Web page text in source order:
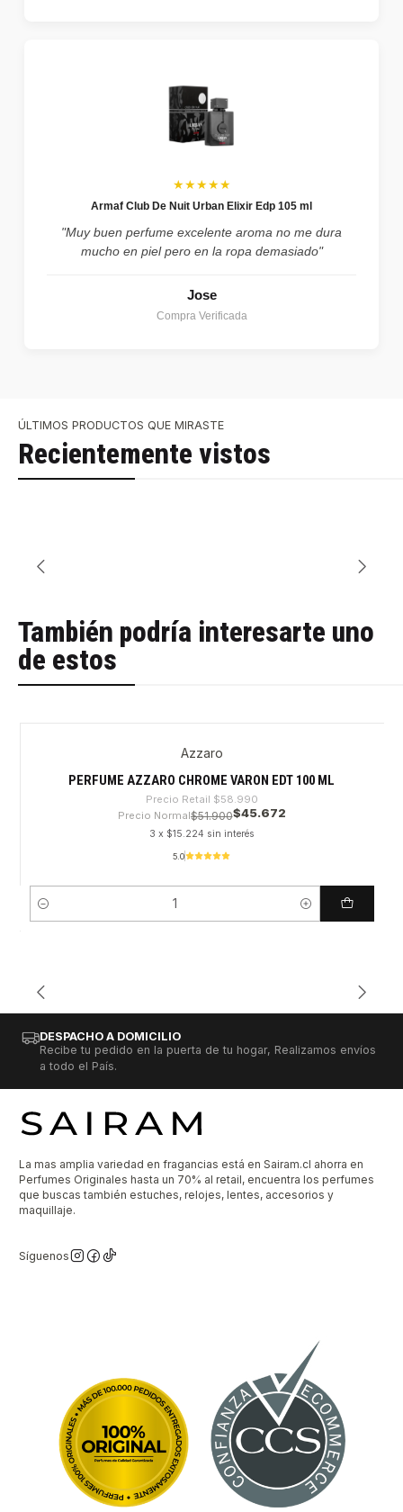
★★★★★
Armaf Club De Nuit Urban Elixir Edp 105 ml
"Muy buen perfume excelente aroma no me dura
mucho en piel pero en la ropa demasiado"
Jose
Compra Verificada
ÚLTIMOS PRODUCTOS QUE MIRASTE
Recientemente vistos
También podría interesarte uno
de estos
Azzaro
PERFUME AZZARO CHROME VARON EDT 100 ML
Precio Retail $58.990
Precio Normal$51.900$45.672
3 x $15.224 sin interés
5.0
Cantidad
DESPACHO A DOMICILIO
Recibe tu pedido en la puerta de tu hogar, Realizamos envíos
a todo el País.
La mas amplia variedad en fragancias está en Sairam.cl ahorra en
Perfumes Originales hasta un 70% al retail, encuentra los perfumes
que buscas también estuches, relojes, lentes, accesorios y
maquillaje.
Síguenos